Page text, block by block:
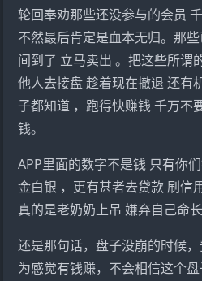
轮回奉劝那些还没参与的会员
不然最后肯定是血本无归。那
间到了 立马卖出 。把这些所谓
他人去接盘 趁着现在撤退 还有
子都知道 ，跑得快赚钱 千万不
钱。
APP里面的数字不是钱 只有你
金白银 ，更有甚者去贷款 刷信
真的是老奶奶上吊 嫌弃自己命长
还是那句话，盘子没崩的时候
为感觉有钱赚，不会相信这个